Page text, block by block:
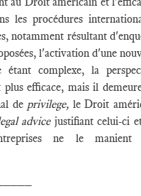
les procédures
notamment résultant
l'activation d'une
complexe, la
plus efficace, mais il
de privilege, le Droit
advice justifiant celui-ci
ne le manient